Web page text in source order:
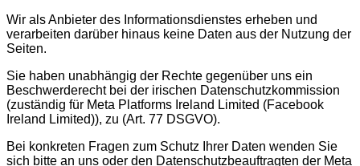
Wir als Anbieter des Informationsdienstes erheben und
verarbeiten darüber hinaus keine Daten aus der Nutzung der
Seiten.
Sie haben unabhängig der Rechte gegenüber uns ein
Beschwerderecht bei der irischen Datenschutzkommission
(zuständig für Meta Platforms Ireland Limited (Facebook
Ireland Limited)), zu (Art. 77 DSGVO).
Bei konkreten Fragen zum Schutz Ihrer Daten wenden Sie
sich bitte an uns oder den Datenschutzbeauftragten der Meta